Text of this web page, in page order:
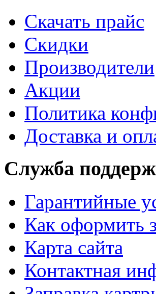
Cкачать прайс
Скидки
Производители
Акции
Политика
Доставка и
Служба
Гарантийные
Как оформить
Карта сайта
Контактная